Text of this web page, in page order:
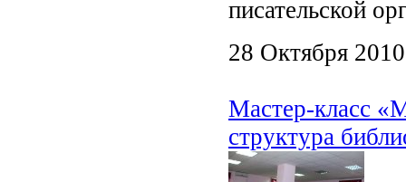
писательской
28 Октября 2010
Мастер-класс
структура